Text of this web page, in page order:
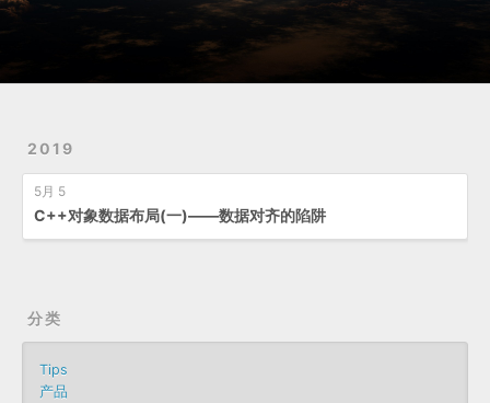
2019
5月 5
C++对象数据布局(一)——数据对齐的陷阱
分类
Tips
产品